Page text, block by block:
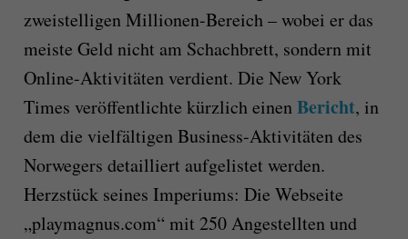
zweistelligen Millionen-Bereich – wobei er das
meiste Geld nicht am Schachbrett, sondern mit
Online-Aktivitäten verdient. Die New York
Times veröffentlichte kürzlich einenBericht, in
dem die vielfältigen Business-Aktivitäten des
Norwegers detailliert aufgelistet werden.
Herzstück seines Imperiums: Die Webseite
„playmagnus.com“ mit 250 Angestellten und